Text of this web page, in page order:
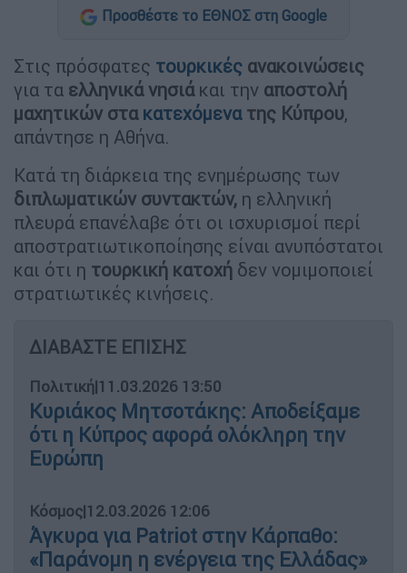
Προσθέστε το ΕΘΝΟΣ στη Google
Στις πρόσφατες τουρκικές ανακοινώσεις
για τα ελληνικά νησιάκαι την αποστολή
μαχητικών στα κατεχόμενατης Κύπρου,
απάντησε η Αθήνα.
Κατά τη διάρκεια της ενημέρωσης των
διπλωματικών συντακτών, η ελληνική
πλευρά επανέλαβε ότι οι ισχυρισμοί περί
αποστρατιωτικοποίησης είναι ανυπόστατοι
και ότι η τουρκική κατοχή δεν νομιμοποιεί
στρατιωτικές κινήσεις.
ΔΙΑΒΑΣΤΕ ΕΠΙΣΗΣ
Πολιτική|11.03.2026 13:50
Κυριάκος Μητσοτάκης: Αποδείξαμε
ότι η Κύπρος αφορά ολόκληρη την
Ευρώπη
Κόσμος|12.03.2026 12:06
Άγκυρα για Patriot στην Κάρπαθο:
«Παράνομη η ενέργεια της Ελλάδας»